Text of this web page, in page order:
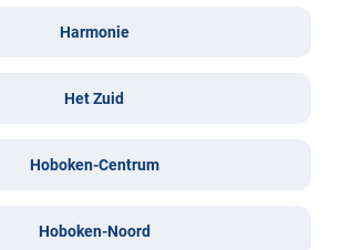
Harmonie
Het Zuid
Hoboken-Centrum
Hoboken-Noord